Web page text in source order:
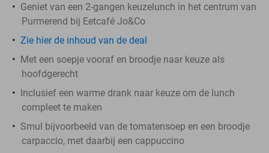
Geniet van een 2-gangen keuzelunch in het centrum van
Purmerend bij Eetcafé Jo&Co
Zie hierde inhoud van de deal
Met een soepje vooraf en broodje naar keuze als
hoofdgerecht
Inclusief een warme drank naar keuze om de lunch
compleet te maken
Smul bijvoorbeeld van de tomatensoep en een broodje
carpaccio, met daarbij een cappuccino